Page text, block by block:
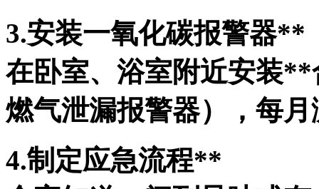
3.安装一氧化碳报警器**
在卧室、浴室附近安装
燃气泄漏报警器），每
4.制定应急流程**